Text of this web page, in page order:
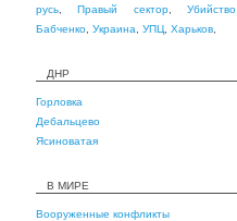
русь ,Правый сектор,Убийство
Бабченко Украина УПЦ Харьков
ДНР
Горловка
Дебальцево
Ясиноватая
В МИРЕ
Вооруженные конфликты